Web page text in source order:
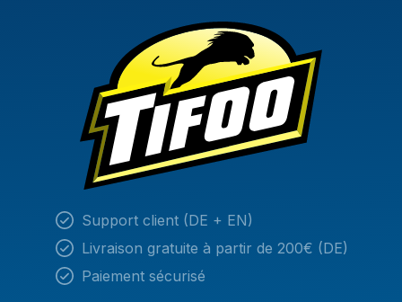
Support client (DE + EN)
Livraison gratuite à partir de 200€ (DE)
Paiement sécurisé